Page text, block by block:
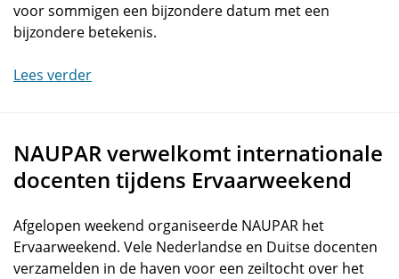
voor sommigen een bijzondere datum met een
bijzondere betekenis.
Lees verder
NAUPAR verwelkomt internationale
docenten tijdens Ervaarweekend
Afgelopen weekend organiseerde NAUPAR het
Ervaarweekend. Vele Nederlandse en Duitse docenten
verzamelden in de haven voor een zeiltocht over het